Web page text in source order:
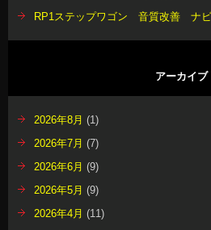
RP1ステップワゴン 音質改善 ナ
アーカイブ
2026年8月 (1)
2026年7月 (7)
2026年6月 (9)
2026年5月 (9)
2026年4月 (11)